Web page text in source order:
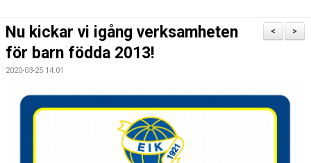
KNATTESKOLA FB
FOTBOLLSSKOLA, CAMPER
LEDARE
>
<
Nu kickar vi igång verksamheten
för barn födda 2013!
2020-03-25 14:01